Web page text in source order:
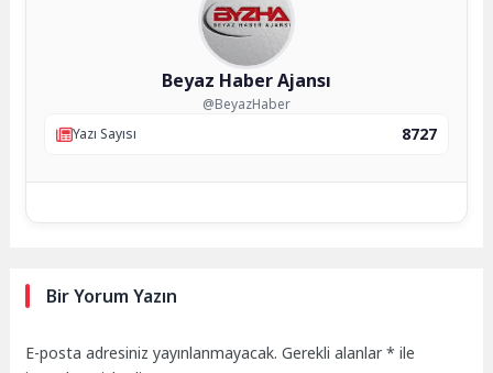
Beyaz Haber Ajansı
@BeyazHaber
Yazı Sayısı
8727
Bir Yorum Yazın
E-posta adresiniz yayınlanmayacak. Gerekli alanlar* ile